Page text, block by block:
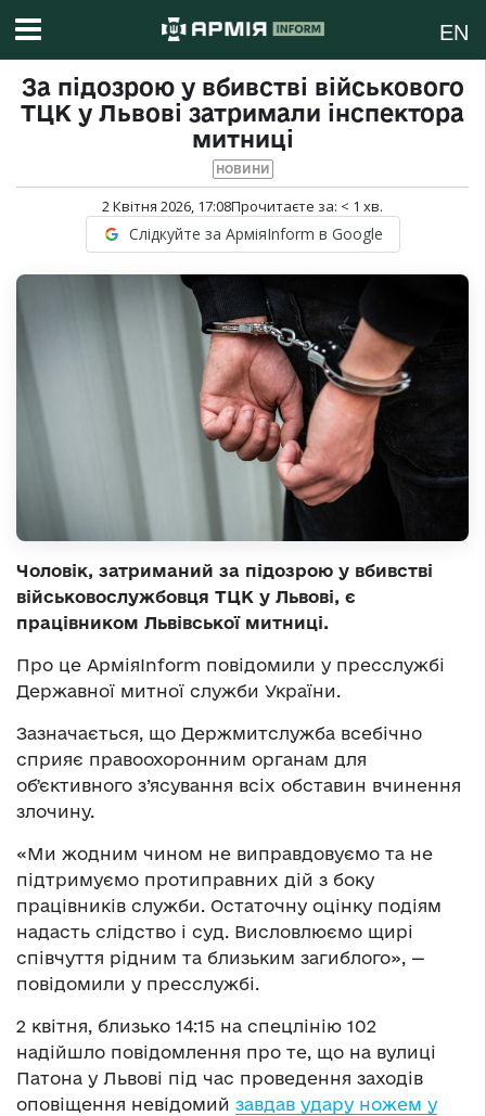
EN
За підозрою у вбивстві військового
ТЦК у Львові затримали інспектора
митниці
НОВИНИ
2 Квітня 2026, 17:08Прочитаєте за: < 1 хв.
Слідкуйте за АрміяInform в Google
Чоловік, затриманий за підозрою у вбивстві
військовослужбовця ТЦК у Львові, є
працівником Львівської митниці.
Про це АрміяInform повідомили у пресслужбі
Державної митної служби України.
Зазначається, що Держмитслужба всебічно
сприяє правоохоронним органам для
обʼєктивного з’ясування всіх обставин вчинення
злочину.
«Ми жодним чином не виправдовуємо та не
підтримуємо протиправних дій з боку
працівників служби. Остаточну оцінку подіям
надасть слідство і суд.​​​​​​​​​​​​​​​​ Висловлюємо щирі
співчуття рідним та близьким загиблого», —
повідомили у пресслужбі.
2 квітня, близько 14:15 на спецлінію 102
надійшло повідомлення про те, що на вулиці
Патона у Львові під час проведення заходів
оповіщення невідомий завдав удару ножем у